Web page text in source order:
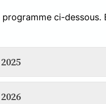
programme ci-dessous.